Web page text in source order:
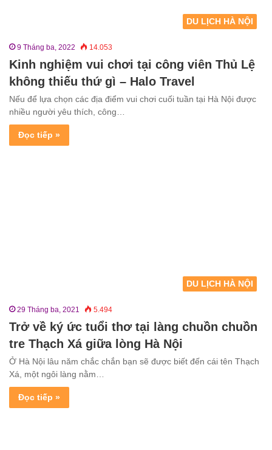
DU LỊCH HÀ NỘI
9 Tháng ba, 2022 14.053
Kinh nghiệm vui chơi tại công viên Thủ Lệ
không thiếu thứ gì – Halo Travel
Nếu để lựa chọn các địa điểm vui chơi cuối tuần tại Hà Nội được
nhiều người yêu thích, công…
Đọc tiếp »
DU LỊCH HÀ NỘI
29 Tháng ba, 2021 5.494
Trở về ký ức tuổi thơ tại làng chuồn chuồn
tre Thạch Xá giữa lòng Hà Nội
Ở Hà Nội lâu năm chắc chắn bạn sẽ được biết đến cái tên Thạch
Xá, một ngôi làng nằm…
Đọc tiếp »